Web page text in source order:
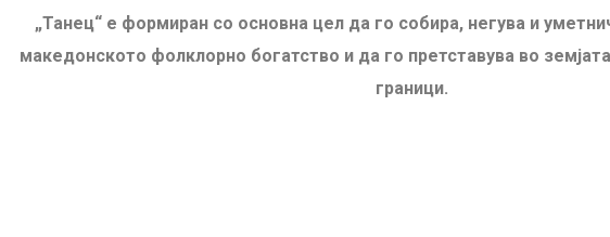
„Танец“ е формиран со основна цел да го собира, негува и
македонското фолклорно богатство и да го претставува во
граници.